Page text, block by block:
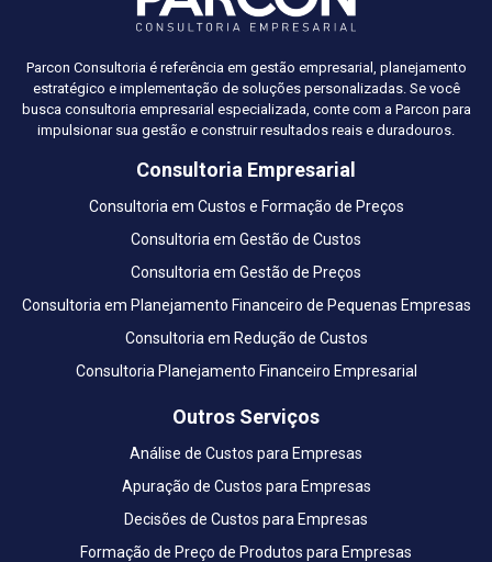
Parcon Consultoria é referência em gestão empresarial, planejamento
estratégico e implementação de soluções personalizadas. Se você
busca consultoria empresarial especializada, conte com a Parcon para
impulsionar sua gestão e construir resultados reais e duradouros.
Consultoria Empresarial
Consultoria em Custos e Formação de Preços
Consultoria em Gestão de Custos
Consultoria em Gestão de Preços
Consultoria em Planejamento Financeiro de Pequenas Empresas
Consultoria em Redução de Custos
Consultoria Planejamento Financeiro Empresarial
Outros Serviços
Análise de Custos para Empresas
Apuração de Custos para Empresas
Decisões de Custos para Empresas
Formação de Preço de Produtos para Empresas